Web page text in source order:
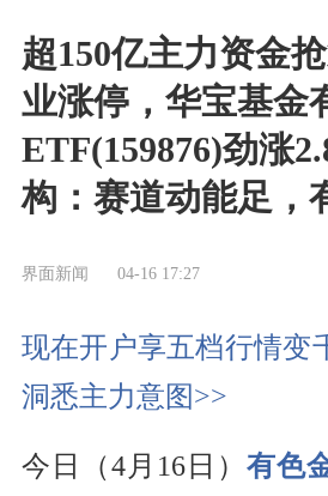
超150亿主力资金
业涨停，华宝基金
ETF(159876)劲涨
构：赛道动能足，
界面新闻 04-16 17:27
现在开户享五档行情变
洞悉主力意图>>
今日（4月16日） 有色